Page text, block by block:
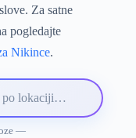
Za satne
pogledajte
Nikince.
—